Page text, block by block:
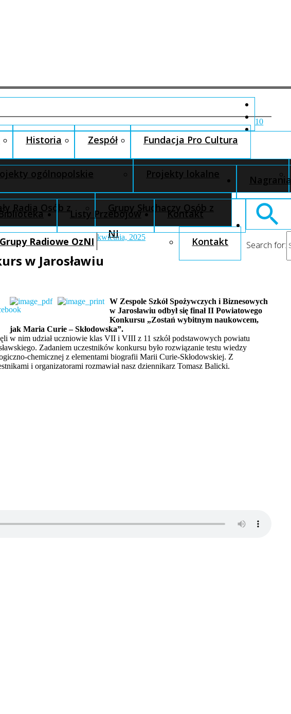
Historia Zespół Fundacja Pro Cultura
ogólnopolskie Projekty lokalne
Radia Osób z Grupy Słuchaczy Osób z
NI
Nagrania
Listy Przebojów Kontakt
Kontakt Search for:
Grupy Radiowe OzNI
10
kwietnia, 2025
w Jarosławiu
W Zespole Szkół Spożywczych i Biznesowych
w Jarosławiu odbył się finał II Powiatowego
Konkursu „Zostań wybitnym naukowcem,
jak Maria Curie – Skłodowska”.
w nim udział uczniowie klas VII i VIII z 11 szkół podstawowych powiatu
Zadaniem uczestników konkursu było rozwiązanie testu wiedzy
chemicznej z elementami biografii Marii Curie-Skłodowskiej. Z
i organizatorami rozmawiał nasz dziennikarz Tomasz Balicki.